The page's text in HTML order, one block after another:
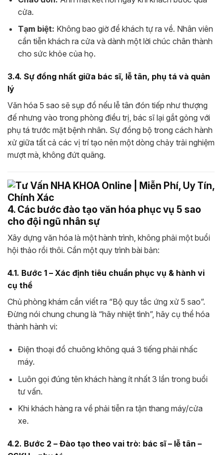
cửa.
Tạm biệt: Không bao giờ để khách tự ra về. Nhân viên
cần tiễn khách ra cửa và dành một lời chúc chân thành
cho sức khỏe của họ.
3.4. Sự đồng nhất giữa bác sĩ, lễ tân, phụ tá và quản
lý
Văn hóa 5 sao sẽ sụp đổ nếu lễ tân đón tiếp như thượng
đế nhưng vào trong phòng điều trị, bác sĩ lại gắt gỏng với
phụ tá trước mặt bệnh nhân. Sự đồng bộ trong cách hành
xử giữa tất cả các vị trí tạo nên một dòng chảy trải nghiệm
mượt mà, không đứt quãng.
4. Các bước đào tạo văn hóa phục vụ 5 sao
cho đội ngũ nhân sự
Xây dựng văn hóa là một hành trình, không phải một buổi
hội thảo rồi thôi. Cần một quy trình bài bản:
4.1. Bước 1 – Xác định tiêu chuẩn phục vụ & hành vi
cụ thể
Chủ phòng khám cần viết ra “Bộ quy tắc ứng xử 5 sao”.
Đừng nói chung chung là “hãy nhiệt tình”, hãy cụ thể hóa
thành hành vi:
Điện thoại đổ chuông không quá 3 tiếng phải nhấc
máy.
Luôn gọi đúng tên khách hàng ít nhất 3 lần trong buổi
tư vấn.
Khi khách hàng ra về phải tiễn ra tận thang máy/cửa
xe.
4.2. Bước 2 – Đào tạo theo vai trò: bác sĩ – lễ tân –